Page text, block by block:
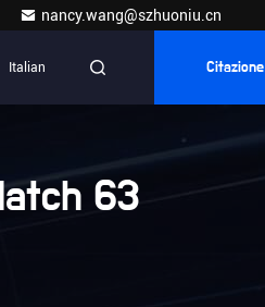
nancy.wang@szhuoniu.cn
Italian Citazione
63